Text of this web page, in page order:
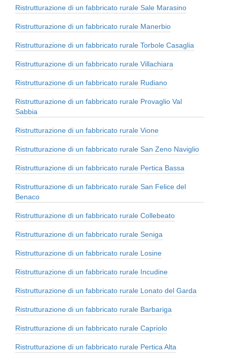
Ristrutturazione di un fabbricato rurale Sale Marasino
Ristrutturazione di un fabbricato rurale Manerbio
Ristrutturazione di un fabbricato rurale Torbole Casaglia
Ristrutturazione di un fabbricato rurale Villachiara
Ristrutturazione di un fabbricato rurale Rudiano
Ristrutturazione di un fabbricato rurale Provaglio Val
Sabbia
Ristrutturazione di un fabbricato rurale Vione
Ristrutturazione di un fabbricato rurale San Zeno Naviglio
Ristrutturazione di un fabbricato rurale Pertica Bassa
Ristrutturazione di un fabbricato rurale San Felice del
Benaco
Ristrutturazione di un fabbricato rurale Collebeato
Ristrutturazione di un fabbricato rurale Seniga
Ristrutturazione di un fabbricato rurale Losine
Ristrutturazione di un fabbricato rurale Incudine
Ristrutturazione di un fabbricato rurale Lonato del Garda
Ristrutturazione di un fabbricato rurale Barbariga
Ristrutturazione di un fabbricato rurale Capriolo
Ristrutturazione di un fabbricato rurale Pertica Alta